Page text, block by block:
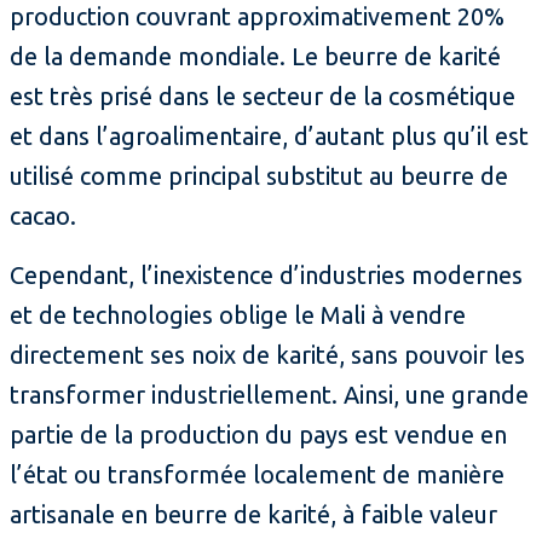
production couvrant approximativement 20%
de la demande mondiale. Le beurre de karité
est très prisé dans le secteur de la cosmétique
et dans l’agroalimentaire, d’autant plus qu’il est
utilisé comme principal substitut au beurre de
cacao.
Cependant, l’inexistence d’industries modernes
et de technologies oblige le Mali à vendre
directement ses noix de karité, sans pouvoir les
transformer industriellement. Ainsi, une grande
partie de la production du pays est vendue en
l’état ou transformée localement de manière
artisanale en beurre de karité, à faible valeur